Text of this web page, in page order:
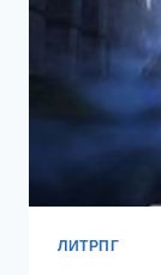
ЛИТРПГ